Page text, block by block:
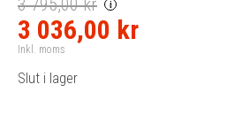
3 795,00 kr i
3 036,00 kr
Inkl. moms
Slut i lager